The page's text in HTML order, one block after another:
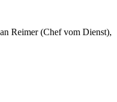
Reimer (Chef vom Dienst),